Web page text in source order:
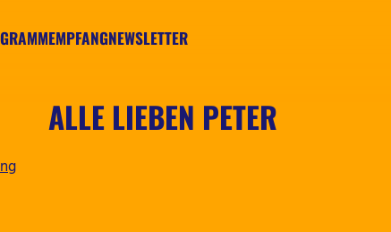
EMPFANGNEWSLETTER
ALLE LIEBEN PETER